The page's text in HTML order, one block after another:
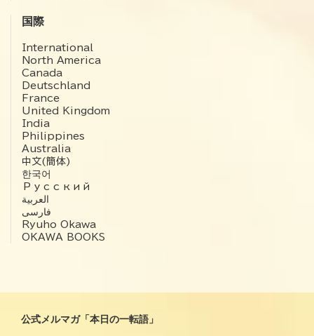
国際
International
North America
Canada
Deutschland
France
United Kingdom
India
Philippines
Australia
中文(簡体)
한국어
Русский
العربية‏
فارسی
Ryuho Okawa
OKAWA BOOKS
公式メルマガ「本日の一転語」